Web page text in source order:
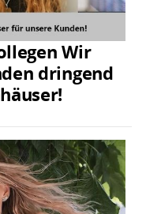
Wir
dringend